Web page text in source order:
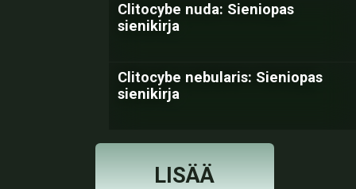
Clitocybe nuda: Sieniopas
sienikirja
Clitocybe nebularis: Sieniopas
sienikirja
LISÄÄ